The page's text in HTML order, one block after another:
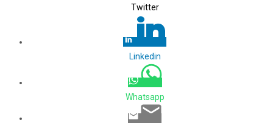
Twitter
Linkedin
Whatsapp